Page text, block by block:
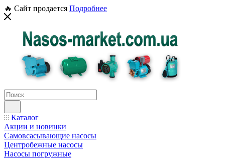
🔥 Сайт продается Подробнее
Каталог
Акции и новинки
Самовсасывающие насосы
Центробежные насосы
Насосы погружные